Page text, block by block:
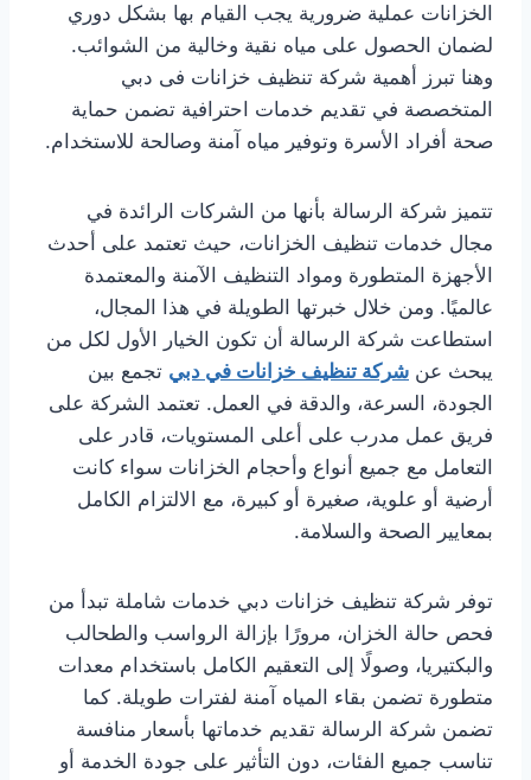
الخزانات عملية ضرورية يجب القيام بها بشكل دوري
لضمان الحصول على مياه نقية وخالية من الشوائب.
وهنا تبرز أهمية شركة تنظيف خزانات فى دبي
المتخصصة في تقديم خدمات احترافية تضمن حماية
صحة أفراد الأسرة وتوفير مياه آمنة وصالحة للاستخدام.
تتميز شركة الرسالة بأنها من الشركات الرائدة في
مجال خدمات تنظيف الخزانات، حيث تعتمد على أحدث
الأجهزة المتطورة ومواد التنظيف الآمنة والمعتمدة
عالميًا. ومن خلال خبرتها الطويلة في هذا المجال،
استطاعت شركة الرسالة أن تكون الخيار الأول لكل من
يبحث عن شركة تنظيف خزانات في دبي تجمع بين
الجودة، السرعة، والدقة في العمل. تعتمد الشركة على
فريق عمل مدرب على أعلى المستويات، قادر على
التعامل مع جميع أنواع وأحجام الخزانات سواء كانت
أرضية أو علوية، صغيرة أو كبيرة، مع الالتزام الكامل
بمعايير الصحة والسلامة.
توفر شركة تنظيف خزانات دبي خدمات شاملة تبدأ من
فحص حالة الخزان، مرورًا بإزالة الرواسب والطحالب
والبكتيريا، وصولًا إلى التعقيم الكامل باستخدام معدات
متطورة تضمن بقاء المياه آمنة لفترات طويلة. كما
تضمن شركة الرسالة تقديم خدماتها بأسعار منافسة
تناسب جميع الفئات، دون التأثير على جودة الخدمة أو